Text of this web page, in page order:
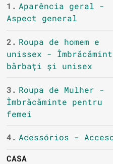
1. Aparência geral -
Aspect general
2. Roupa de homem e
unissex -
bărbați și unisex
3. Roupa de Mulher -
Îmbrăcăminte pentru
femei
4. Acessórios -
CASA